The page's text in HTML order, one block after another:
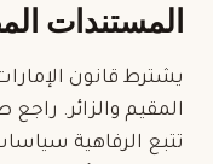
المستندات
يشترط قانون
المقيم والزائر.